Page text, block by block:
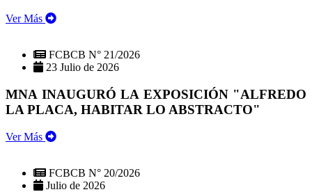
Ver Más
FCBCB N° 21/2026
23 Julio de 2026
MNA INAUGURÓ LA EXPOSICIÓN "ALFREDO
LA PLACA, HABITAR LO ABSTRACTO"
Ver Más
FCBCB N° 20/2026
Julio de 2026